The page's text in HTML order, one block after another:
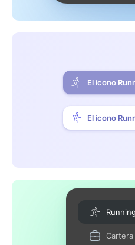
El icono
El icono
Running
Cartera